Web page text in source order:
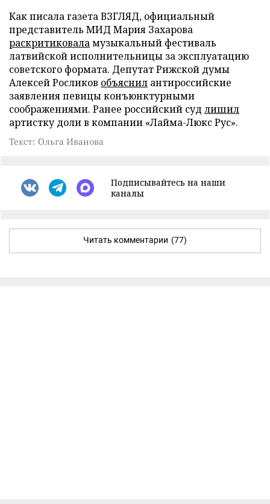
Как писала газета ВЗГЛЯД, официальный
представитель МИД Мария Захарова
раскритиковаламузыкальный фестиваль
латвийской исполнительницы за эксплуатацию
советского формата. Депутат Рижской думы
Алексей Росликов объяснил антироссийские
заявления певицы конъюнктурными
соображениями. Ранее российский суд лишил
артистку доли в компании «Лайма-Люкс Рус».
Текст: Ольга Иванова
Подписывайтесь на наши
каналы
Читать комментарии (77)